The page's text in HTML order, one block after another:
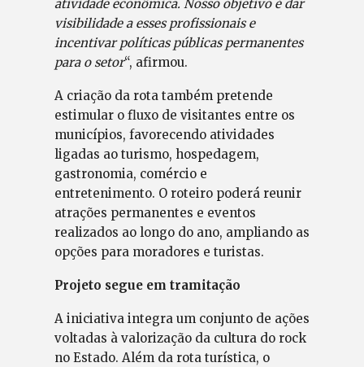
atividade econômica. Nosso objetivo é dar
visibilidade a esses profissionais e
incentivar políticas públicas permanentes
para o setor“, afirmou.
A criação da rota também pretende
estimular o fluxo de visitantes entre os
municípios, favorecendo atividades
ligadas ao turismo, hospedagem,
gastronomia, comércio e
entretenimento. O roteiro poderá reunir
atrações permanentes e eventos
realizados ao longo do ano, ampliando as
opções para moradores e turistas.
Projeto segue em tramitação
A iniciativa integra um conjunto de ações
voltadas à valorização da cultura do rock
no Estado. Além da rota turística, o